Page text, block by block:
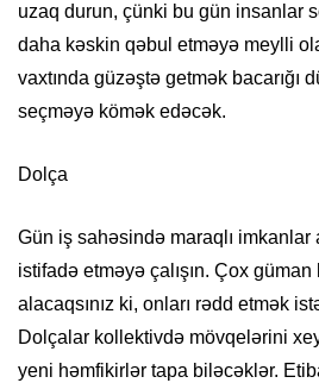
uzaq durun, çünki bu gün insanlar
daha kəskin qəbul etməyə meylli
vaxtında güzəştə getmək bacarığı
seçməyə kömək edəcək.
Dolça
Gün iş sahəsində maraqlı imkanlar
istifadə etməyə çalışın. Çox
alacaqsınız ki, onları rədd etmək
Dolçalar kollektivdə mövqelərini
yeni həmfikirlər tapa biləcəklər.